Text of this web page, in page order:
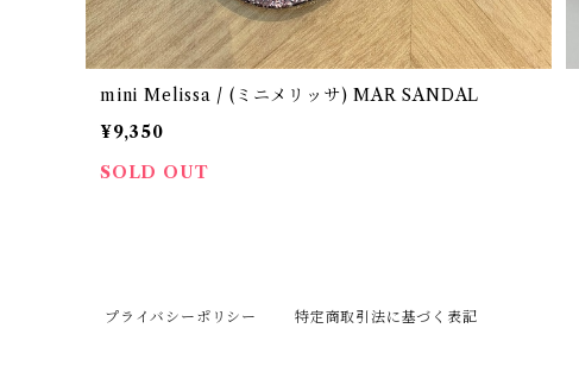
mini Melissa / (ミニメリッサ) MAR SANDAL
¥9,350
SOLD OUT
プライバシーポリシー 特定商取引法に基づく表記